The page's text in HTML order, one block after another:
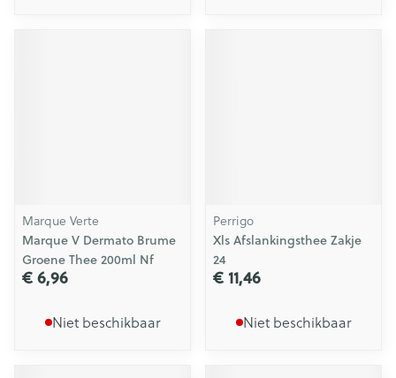
Marque Verte
Marque V Dermato Brume
Groene Thee 200ml Nf
€ 6,96
Niet beschikbaar
Perrigo
Xls Afslankingsthee Zakje
24
€ 11,46
Niet beschikbaar